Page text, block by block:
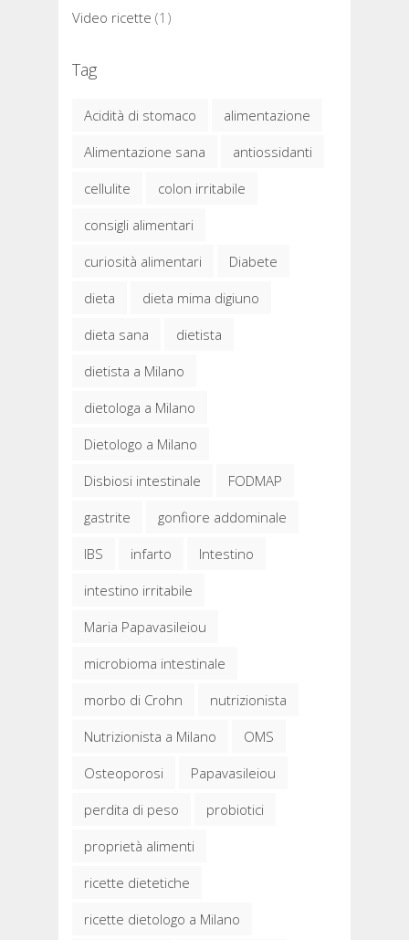
Video ricette (1)
Tag
Acidità di stomaco
alimentazione
Alimentazione sana
antiossidanti
cellulite
colon irritabile
consigli alimentari
curiosità alimentari
Diabete
dieta
dieta mima digiuno
dieta sana
dietista
dietista a Milano
dietologa a Milano
Dietologo a Milano
Disbiosi intestinale
FODMAP
gastrite
gonfiore addominale
IBS
infarto
Intestino
intestino irritabile
Maria Papavasileiou
microbioma intestinale
morbo di Crohn
nutrizionista
Nutrizionista a Milano
OMS
Osteoporosi
Papavasileiou
perdita di peso
probiotici
proprietà alimenti
ricette dietetiche
ricette dietologo a Milano